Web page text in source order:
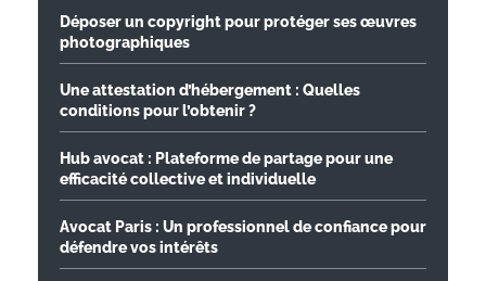
Déposer un copyright pour protéger ses œuvres
photographiques
Une attestation d’hébergement : Quelles
conditions pour l’obtenir ?
Hub avocat : Plateforme de partage pour une
efficacité collective et individuelle
Avocat Paris : Un professionnel de confiance pour
défendre vos intérêts